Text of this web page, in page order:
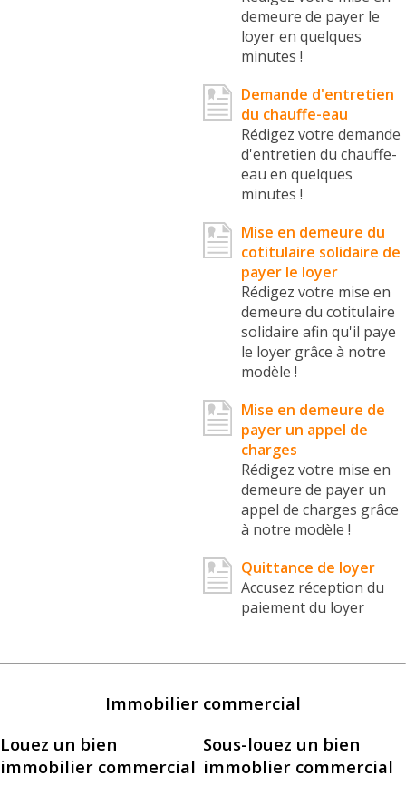
demeure de payer le
loyer en quelques
minutes !
Demande d'entretien
du chauffe-eau
Rédigez votre demande
d'entretien du chauffe-
eau en quelques
minutes !
Mise en demeure du
cotitulaire solidaire de
payer le loyer
Rédigez votre mise en
demeure du cotitulaire
solidaire afin qu'il paye
le loyer grâce à notre
modèle !
Mise en demeure de
payer un appel de
charges
Rédigez votre mise en
demeure de payer un
appel de charges grâce
à notre modèle !
Quittance de loyer
Accusez réception du
paiement du loyer
Immobilier commercial
Louez un bien
immobilier commercial
Sous-louez un bien
immoblier commercial